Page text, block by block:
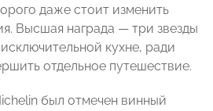
даже стоит изменить
Высшая награда — три звезды
кухне, ради
отдельное путешествие.
был отмечен винный